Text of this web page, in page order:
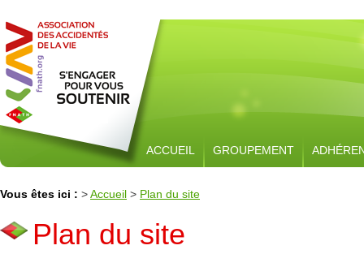
ACCUEIL GROUPEMENT
Vous êtes ici : >Accueil > Plan du site
Plan du site